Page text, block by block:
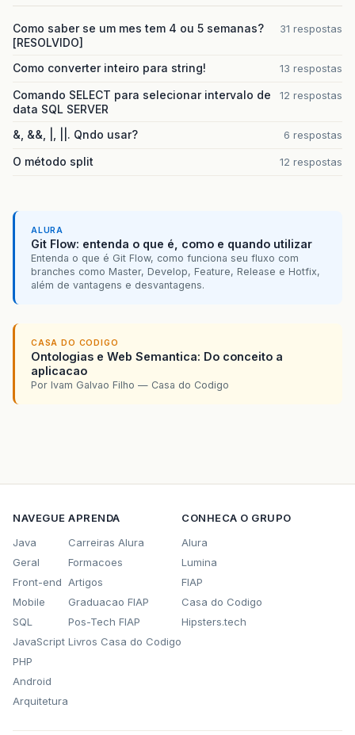
Como saber se um mes tem 4 ou 5 semanas?
[RESOLVIDO]
31 respostas
Como converter inteiro para string! 13 respostas
Comando SELECT para selecionar intervalo de
data SQL SERVER
12 respostas
&, &&, |, ||. Qndo usar? 6 respostas
O método split 12 respostas
ALURA
Git Flow: entenda o que é, como e quando utilizar
Entenda o que é Git Flow, como funciona seu fluxo com
branches como Master, Develop, Feature, Release e Hotfix,
além de vantagens e desvantagens.
CASA DO CODIGO
Ontologias e Web Semantica: Do conceito a
aplicacao
Por Ivam Galvao Filho — Casa do Codigo
NAVEGUE
Java
Geral
Front-end
Mobile
SQL
JavaScript
PHP
Android
Arquitetura
APRENDA
Carreiras Alura
Formacoes
Artigos
Graduacao FIAP
Pos-Tech FIAP
Livros Casa do Codigo
CONHECA O GRUPO
Alura
Lumina
FIAP
Casa do Codigo
Hipsters.tech